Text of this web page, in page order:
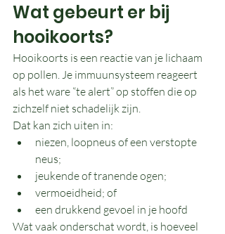
Wat gebeurt er bij
hooikoorts?
Hooikoorts is een reactie van je lichaam
op pollen. Je immuunsysteem reageert
als het ware “te alert” op stoffen die op
zichzelf niet schadelijk zijn.
Dat kan zich uiten in:
niezen, loopneus of een verstopte
neus;
jeukende of tranende ogen;
vermoeidheid; of
een drukkend gevoel in je hoofd
Wat vaak onderschat wordt, is hoeveel